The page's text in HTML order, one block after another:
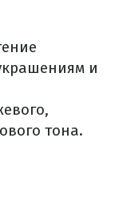
и
тона.